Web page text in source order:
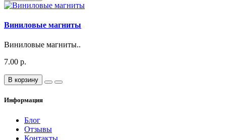
Виниловые магниты
Виниловые магниты..
7.00 р.
В корзину
Информация
Блог
Отзывы
Контакты